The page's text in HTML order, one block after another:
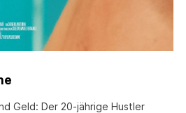
Geld: Der 20-jährige Hustler